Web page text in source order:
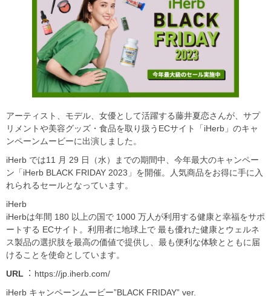
アーティスト、モデル、⼥優として活躍する藤井夏恋さんが、サプ
リメントや美容グッズ・食品を取り扱うECサイト「iHerb」のキャ
ンペーンムービーに出演しました。
iHerb では11 ⽉ 29 ⽇（⽔）までの期間中、今年最⼤のキャンペー
ン「iHerb BLACK FRIDAY 2023」を開催。人気商品をお得に手に入
れられるセールとなっています。
iHerb
iHerbは年間 180 以上の国で 1000 万⼈が利用する健康と幸福をサポ
ートする ECサイト。利用者に地球上で 最も優れた健康とウェルネ
ス製品の選択肢を最⾼の価値で提供し、最も便利な体験とともに届
けることを使命としています。
URL ︓ https://jp.iherb.com/
iHerb キャンペーンムービー”BLACK FRIDAY” ver.